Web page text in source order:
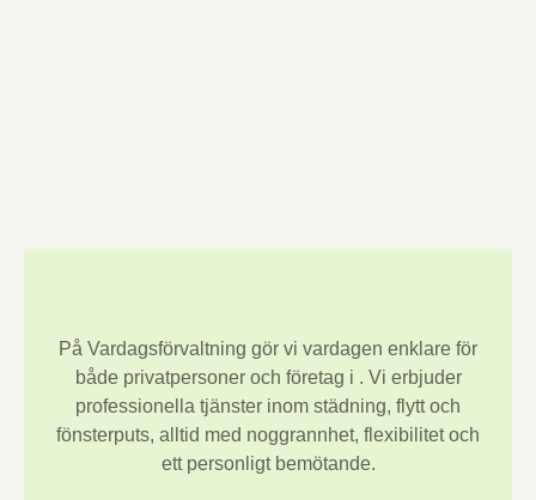
På Vardagsförvaltning gör vi vardagen enklare för
både privatpersoner och företag i . Vi erbjuder
professionella tjänster inom städning, flytt och
fönsterputs, alltid med noggrannhet, flexibilitet och
ett personligt bemötande.